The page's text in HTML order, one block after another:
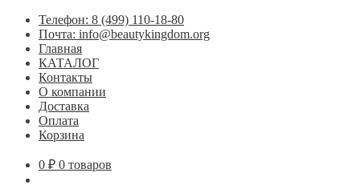
Телефон: 8 (499) 110-18-80
Почта: info@beautykingdom.org
Главная
КАТАЛОГ
Контакты
О компании
Доставка
Оплата
Корзина
0 ₽ 0 товаров